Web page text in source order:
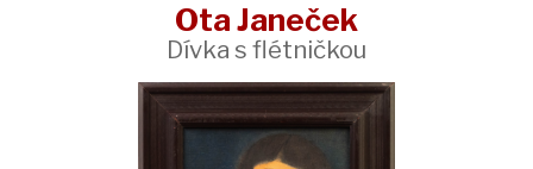
Ota Janeček
Dívka s flétničkou